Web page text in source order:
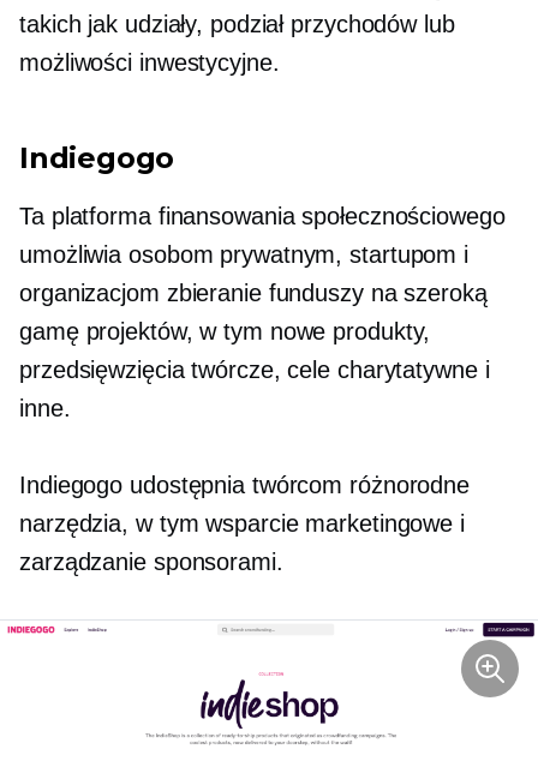
takich jak udziały, podział przychodów lub
możliwości inwestycyjne.
Indiegogo
Ta platforma finansowania społecznościowego
umożliwia osobom prywatnym, startupom i
organizacjom zbieranie funduszy na szeroką
gamę projektów, w tym nowe produkty,
przedsięwzięcia twórcze, cele charytatywne i
inne.
Indiegogo udostępnia twórcom różnorodne
narzędzia, w tym wsparcie marketingowe i
zarządzanie sponsorami.